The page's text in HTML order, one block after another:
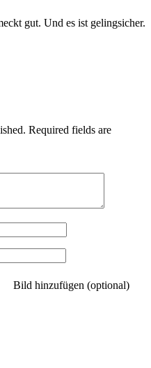
gut. Und es ist gelingsicher.
Required fields are
Bild hinzufügen (optional)